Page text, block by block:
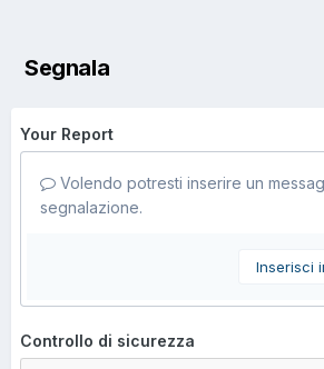
Segnala
Your Report
Volendo potresti inserire un
segnalazione.
Inserisci
Controllo di sicurezza